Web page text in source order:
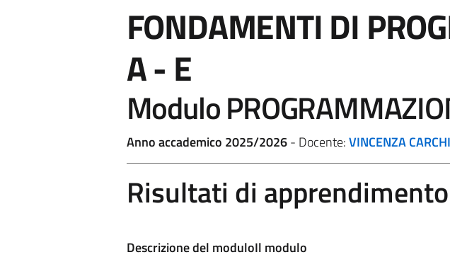
FONDAMENTI DI
A - E
Modulo
Anno accademico 2025/2026- Docente:VINCENZA
Risultati di
Descrizione del moduloIl modulo